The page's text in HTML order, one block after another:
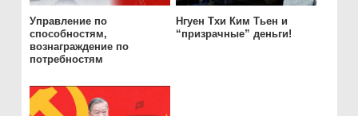
Управление по
способностям,
вознаграждение по
потребностям
Нгуен Тхи Ким Тьен и
“призрачные” деньги!